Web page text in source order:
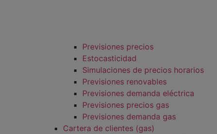
Previsiones precios
Estocasticidad
Simulaciones de precios horarios
Previsiones renovables
Previsiones demanda eléctrica
Previsiones precios gas
Previsiones demanda gas
Cartera de clientes (gas)